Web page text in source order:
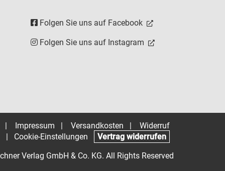
Folgen Sie uns auf Facebook
Folgen Sie uns auf Instagram
| Impressum | Versandkosten |
Widerruf
|
Cookie-Einstellungen
Vertrag widerrufen
Verlag GmbH & Co. KG. All Rights Reserved